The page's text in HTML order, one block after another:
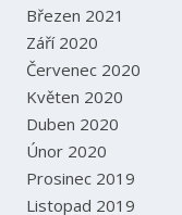
Březen 2021
Září 2020
Červenec 2020
Květen 2020
Duben 2020
Únor 2020
Prosinec 2019
Listopad 2019